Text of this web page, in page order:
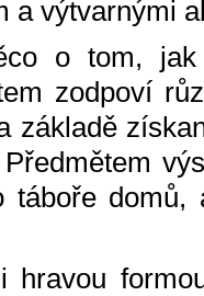
a výtvarnými
o tom,
zodpoví
základě
táboře
hravou